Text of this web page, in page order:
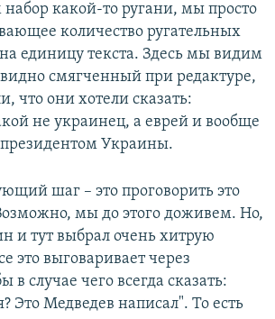
какой-то ругани, мы просто
количество ругательных
на единицу текста. Здесь мы видим
смягченный при редактуре,
что они хотели сказать:
не украинец, а еврей и вообще
Украины.
шаг – это проговорить это
мы до этого доживем. Но,
и тут выбрал очень хитрую
это выговаривает через
в случае чего всегда сказать:
Это Медведев написал". То есть